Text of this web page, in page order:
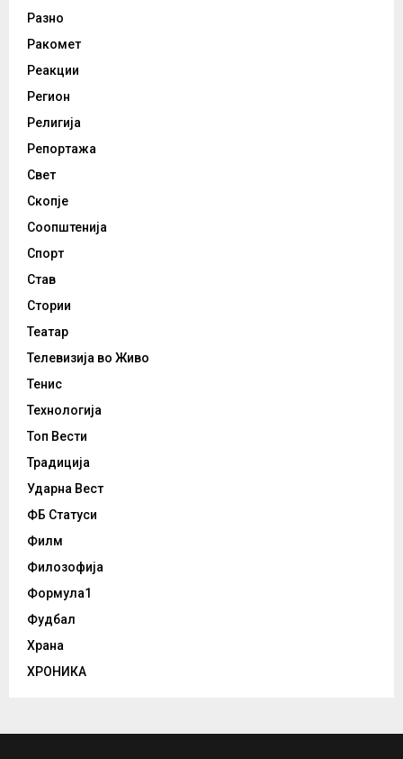
Разно
Ракомет
Реакции
Регион
Религија
Репортажа
Свет
Скопје
Соопштенија
Спорт
Став
Стории
Театар
Телевизија во Живо
Тенис
Технологија
Топ Вести
Традиција
Ударна Вест
ФБ Статуси
Филм
Филозофија
Формула1
Фудбал
Храна
ХРОНИКА